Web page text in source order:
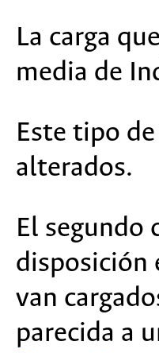
La carga
media de
Este tipo
alterados.
El segundo
disposición
van
parecida a